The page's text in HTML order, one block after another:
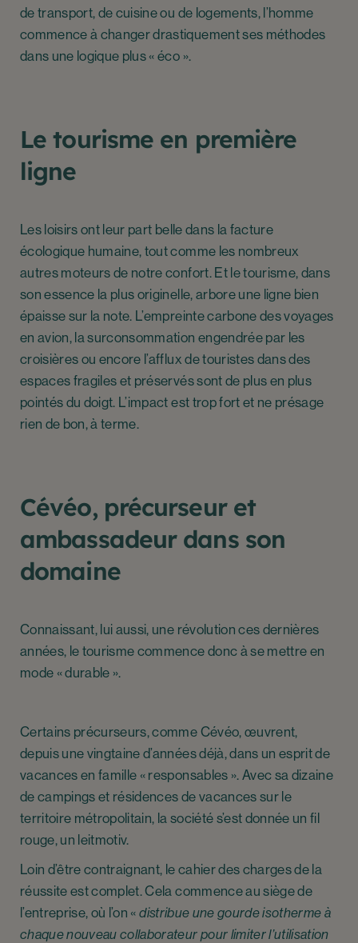
de transport, de cuisine ou de logements, l’homme
commence à changer drastiquement ses méthodes
dans une logique plus « éco ».
Le tourisme en première
ligne
Les loisirs ont leur part belle dans la facture
écologique humaine, tout comme les nombreux
autres moteurs de notre confort. Et le tourisme, dans
son essence la plus originelle, arbore une ligne bien
épaisse sur la note. L’empreinte carbone des voyages
en avion, la surconsommation engendrée par les
croisières ou encore l’afflux de touristes dans des
espaces fragiles et préservés sont de plus en plus
pointés du doigt. L’impact est trop fort et ne présage
rien de bon, à terme.
Cévéo, précurseur et
ambassadeur dans son
domaine
Connaissant, lui aussi, une révolution ces dernières
années, le tourisme commence donc à se mettre en
mode « durable ».
Certains précurseurs, comme Cévéo, œuvrent,
depuis une vingtaine d’années déjà, dans un esprit de
vacances en famille « responsables ». Avec sa dizaine
de campings et résidences de vacances sur le
territoire métropolitain, la société s’est donnée un fil
rouge, un leitmotiv.
Loin d’être contraignant, le cahier des charges de la
réussite est complet. Cela commence au siège de
l’entreprise, où l’on «distribue une gourde isotherme à
chaque nouveau collaborateur pour limiter l’utilisation